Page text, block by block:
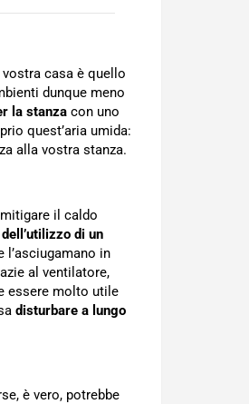
casa è quello
dunque meno
la stanza con uno
quest’aria umida:
alla vostra stanza.
il caldo
di un
in
al ventilatore,
essere molto utile
disturbare a lungo
è vero, potrebbe